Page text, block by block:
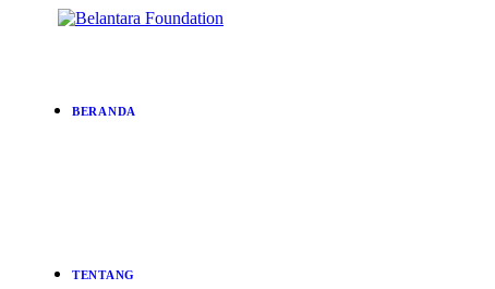
BERANDA
TENTANG